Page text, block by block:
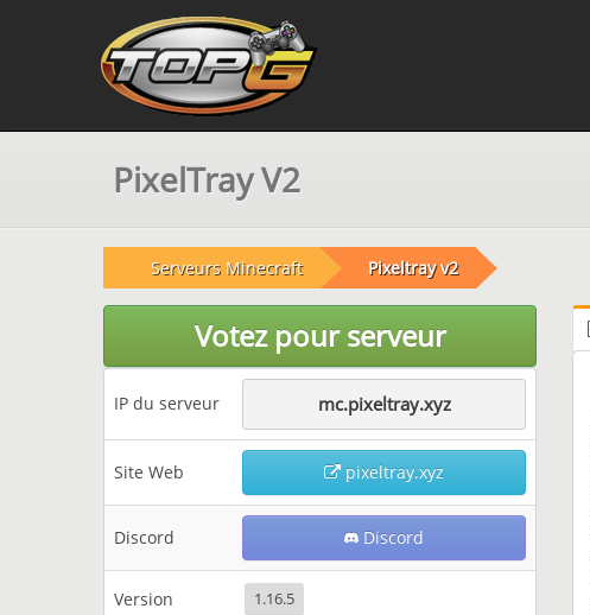
PixelTray V2
Serveurs Minecraft Pixeltray v2
Votez pour serveur
IP du serveur mc.pixeltray.xyz
Site Web pixeltray.xyz
Discord Discord
Version 1.16.5